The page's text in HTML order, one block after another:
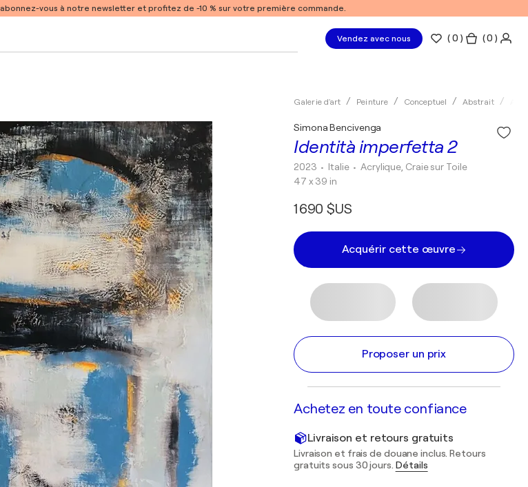
abonnez-vous à notre newsletter et profitez de -10 % sur votre première commande.
Vendez avec nous (0 ) ( 0 )
Galerie d'art Peinture Conceptuel Abstrait
Identità imperfetta 2
Simona Bencivenga
2023 • Italie •Acrylique, Craie sur Toile
47 x 39 in
1 690 $US
Acquérir cette œuvre
Proposer un prix
Achetez en toute confiance
Livraison et retours gratuits
Livraison et frais de douane inclus. Retours
gratuits sous 30 jours. Détails